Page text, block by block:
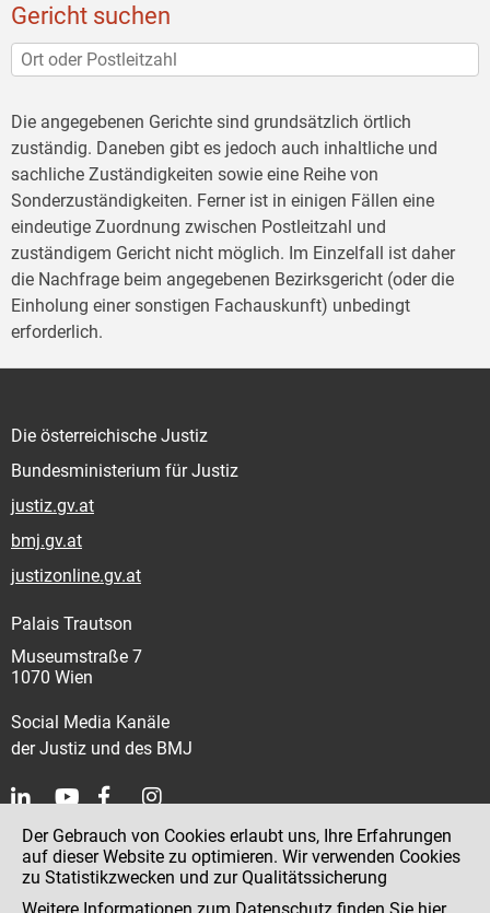
Gericht suchen
Die angegebenen Gerichte sind grundsätzlich örtlich
zuständig. Daneben gibt es jedoch auch inhaltliche und
sachliche Zuständigkeiten sowie eine Reihe von
Sonderzuständigkeiten. Ferner ist in einigen Fällen eine
eindeutige Zuordnung zwischen Postleitzahl und
zuständigem Gericht nicht möglich. Im Einzelfall ist daher
die Nachfrage beim angegebenen Bezirksgericht (oder die
Einholung einer sonstigen Fachauskunft) unbedingt
erforderlich.
Die österreichische Justiz
Bundesministerium für Justiz
justiz.gv.at
bmj.gv.at
justizonline.gv.at
Palais Trautson
Museumstraße 7
1070 Wien
Social Media Kanäle
der Justiz und des BMJ
Kontakt
Impressum
Der Gebrauch von Cookies erlaubt uns, Ihre Erfahrungen
auf dieser Website zu optimieren. Wir verwenden Cookies
zu Statistikzwecken und zur Qualitätssicherung